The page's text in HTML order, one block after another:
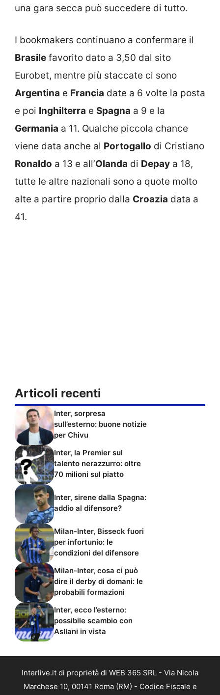
una gara secca può succedere di tutto.
I bookmakers continuano a confermare il
Brasile favorito dato a 3,50 dal sito
Eurobet, mentre più staccate ci sono
Argentina e Francia date a 6 volte la posta
e poi Inghilterra e Spagna a 9 e la
Germania a 11. Qualche piccola chance
viene data anche al Portogallo di Cristiano
Ronaldo a 13 e all’Olanda di Depay a 18,
tutte le altre nazionali sono a quote molto
alte a partire proprio dalla Croazia data a
41.
Articoli recenti
Inter, sorpresa
sull’esterno: buone notizie
per Chivu
Inter, la Premier sul
talento nerazzurro: oltre
70 milioni sul piatto
Inter, sirene dalla Spagna:
addio al difensore?
Milan-Inter, Bisseck fuori
per infortunio: le
condizioni del difensore
Milan-Inter, cosa ci può
dire il derby di domani: le
probabili formazioni
Inter, ecco l’esterno:
possibile scambio con
Asllani in vista
Interlive.it di proprietà di WEB 365 SRL - Via Nicola
Marchese 10, 00141 Roma (RM) - Codice Fiscale e